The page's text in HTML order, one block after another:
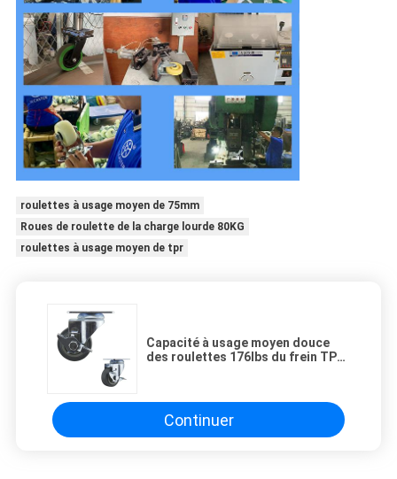
roulettes à usage moyen de 75mm
Roues de roulette de la charge lourde 80KG
roulettes à usage moyen de tpr
Capacité à usage moyen douce
des roulettes 176lbs du frein TPR
Continuer